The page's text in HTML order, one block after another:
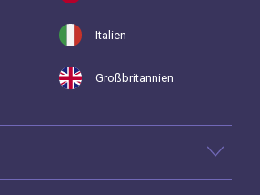
Italien
Großbritannien